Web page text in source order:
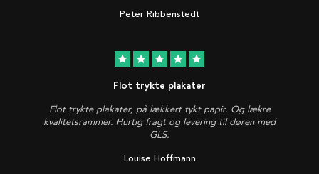
Peter Ribbenstedt
star star star star star
Flot trykte plakater
Flot trykte plakater, på lækkert tykt papir. Og lækre
kvalitetsrammer. Hurtig fragt og levering til døren med
GLS.
Louise Hoffmann